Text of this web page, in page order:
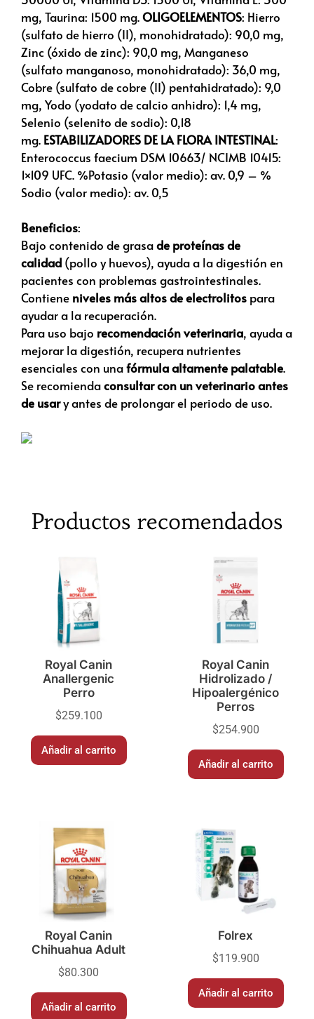
mg, Taurina: 1500 mg.OLIGOELEMENTOS: Hierro
(sulfato de hierro (II), monohidratado): 90,0 mg,
Zinc (óxido de zinc): 90,0 mg, Manganeso
(sulfato manganoso, monohidratado): 36,0 mg,
Cobre (sulfato de cobre (II) pentahidratado): 9,0
mg, Yodo (yodato de calcio anhidro): 1,4 mg,
Selenio (selenito de sodio): 0,18
mg. ESTABILIZADORES DE LA FLORA INTESTINAL:
Enterococcus faecium DSM 10663/ NCIMB 10415:
1×109 UFC. %Potasio (valor medio): av. 0,9 – %
Sodio (valor medio): av. 0,5
Beneficios:
Bajo contenido de grasade proteínas de
calidad (pollo y huevos), ayuda a la digestión en
pacientes con problemas gastrointestinales.
Contiene niveles más altos de electrolitos para
ayudar a la recuperación.
Para uso bajo recomendación veterinaria, ayuda a
mejorar la digestión, recupera nutrientes
esenciales con unafórmula altamente palatable.
Se recomiendaconsultar con un veterinario antes
de usary antes de prolongar el periodo de uso.
Productos recomendados
Royal Canin
Anallergenic
Perro
$259.100
Añadir al carrito
Royal Canin
Hidrolizado /
Hipoalergénico
Perros
$254.900
Añadir al carrito
Royal Canin
Chihuahua Adult
$80.300
Añadir al carrito
Folrex
$119.900
Añadir al carrito